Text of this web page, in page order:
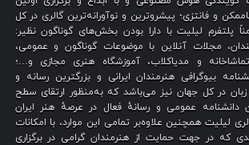
و فانتزی؛ پیشروترین و نوآورانه‌ترین گالری در کل
پلتفرم لیلیت با دارا بودن بخش‌های گوناگون نظیر:
مجلات آنلاین با موضوعات گوناگون و عمومی،
تماشاخانه و مدیاکلاب، آموزشگاه هنری مجازی و…؛
بیوگرافی هنرمندان ایرانی و بزرگترین رسانه و
در کل جهان نیز می‌باشد که به‌منظور ارتقای سطح
دانشنامه عمومی و رسانهٔ فعال در عرصهٔ هنر ایران
لیلیت همچنین علاوه‌بر تمامی این موارد، با امکانات
که در جهت حمایت از هنرمندان گرامی در برگزاری